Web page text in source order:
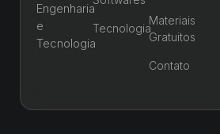
Engenharia
e
Tecnologia
Tecnologia
Materiais
Gratuitos
Contato